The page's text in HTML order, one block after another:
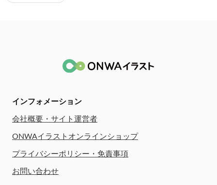
インフォメーション
会社概要・サイト運営者
ONWAイラストオンラインショップ
プライバシーポリシー・免責事項
お問い合わせ